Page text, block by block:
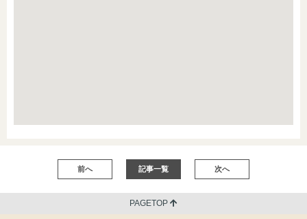
前へ 記事一覧 次へ
PAGETOP